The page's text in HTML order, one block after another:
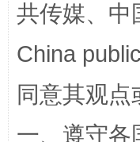
共传媒、中
China
同意其观
一、遵守各